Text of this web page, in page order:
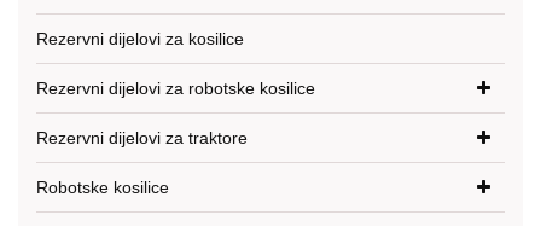
Rezervni dijelovi za kosilice
Rezervni dijelovi za robotske kosilice
Rezervni dijelovi za traktore
Robotske kosilice